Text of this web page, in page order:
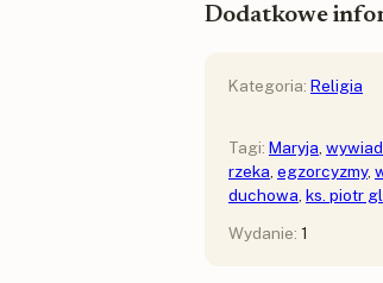
Dodatkowe
Kategoria: Religia
Tagi: Maryja wywiad
rzeka egzorcyzmy,
duchowa ks. piotr
Wydanie: 1